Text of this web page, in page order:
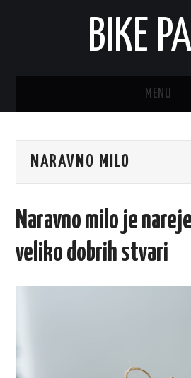
BIKE
MENU
NARAVNO MILO
Naravno milo je
veliko dobrih stvari